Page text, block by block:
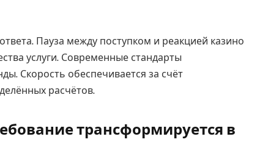
Пауза между поступком и реакцией казино
услуги. Современные стандарты
Скорость обеспечивается за счёт
расчётов.
трансформируется в